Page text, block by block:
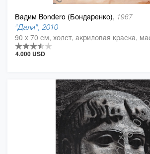
Вадим Bondero (Бондаренко), 1967
"Дали", 2010
90 x 70 см, холст, акриловая краска,
4.000 USD